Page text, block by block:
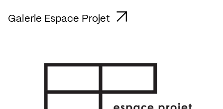
Galerie Espace Projet